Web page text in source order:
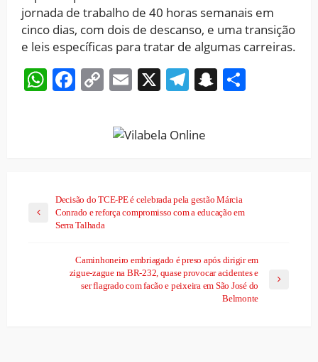
jornada de trabalho de 40 horas semanais em
cinco dias, com dois de descanso, e uma transição
e leis específicas para tratar de algumas carreiras.
WhatsApp
Facebook
CopyEmail
X Telegram
Snapchat
Decisão do TCE-PE é celebrada pela gestão Márcia
Conrado e reforça compromisso com a educação em
Serra Talhada
Caminhoneiro embriagado é preso após dirigir em
zigue-zague na BR-232, quase provocar acidentes e
ser flagrado com facão e peixeira em São José do
Belmonte